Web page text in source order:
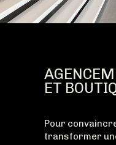
ET
Pour
transformer